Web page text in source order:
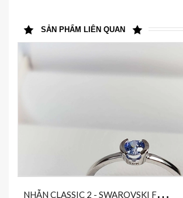
SẢN PHẨM LIÊN QUAN
N
HẪN CLASSIC 2 - SWAROVSKI FANCY BLUE